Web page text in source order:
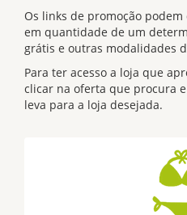
Os links de promoção
em quantidade de um
grátis e outras modalidades
Para ter acesso a loja que
clicar na oferta que procura
leva para a loja desejada.